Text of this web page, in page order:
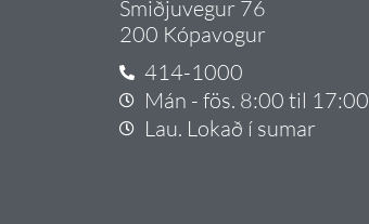
Smiðjuvegur 76
200 Kópavogur
414-1000
Mán - fös. 8:00 til 17:00
Lau. Lokað í sumar